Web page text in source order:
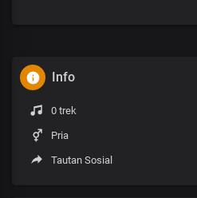
Info
0 trek
Pria
Tautan Sosial